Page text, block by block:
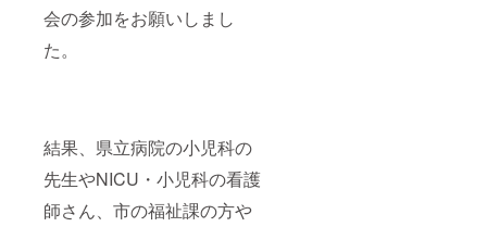
会の参加をお願いしまし
た。
結果、県立病院の小児科の
先生やNICU・小児科の看護
師さん、市の福祉課の方や